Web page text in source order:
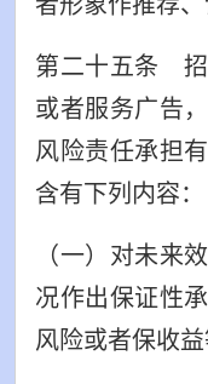
第二十五条 招
或者服务广告
风险责任承担
含有下列内容：
（一）对未来
况作出保证性
风险或者保收